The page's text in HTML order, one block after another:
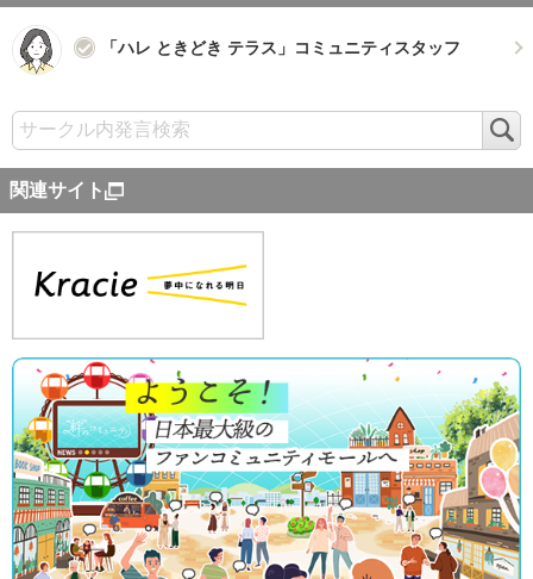
「ハレ ときどき テラス」コミュニティスタッフ
索
関連サイト